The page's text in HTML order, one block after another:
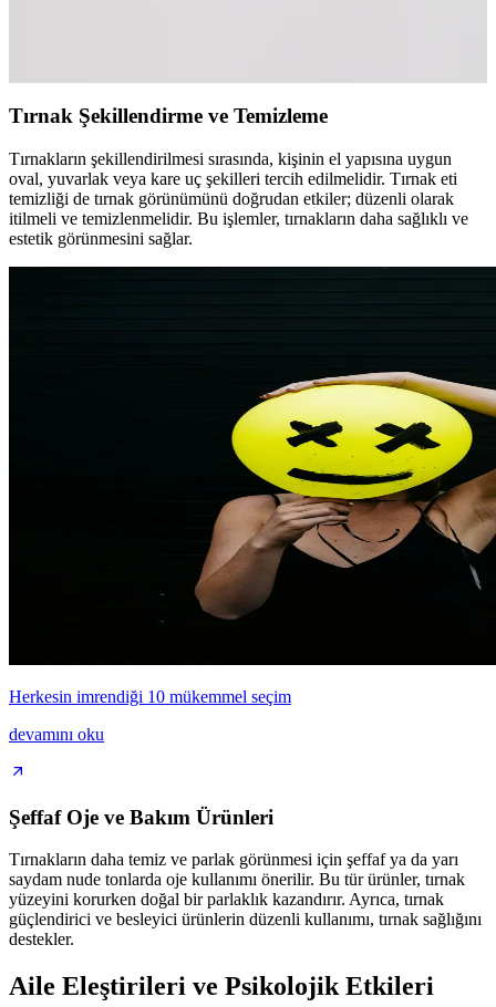
Tırnak Şekillendirme ve Temizleme
Tırnakların şekillendirilmesi sırasında, kişinin el yapısına uygun
oval, yuvarlak veya kare uç şekilleri tercih edilmelidir. Tırnak eti
temizliği de tırnak görünümünü doğrudan etkiler; düzenli olarak
itilmeli ve temizlenmelidir. Bu işlemler, tırnakların daha sağlıklı ve
estetik görünmesini sağlar.
Herkesin imrendiği 10 mükemmel seçim
devamını oku
Şeffaf Oje ve Bakım Ürünleri
Tırnakların daha temiz ve parlak görünmesi için şeffaf ya da yarı
saydam nude tonlarda oje kullanımı önerilir. Bu tür ürünler, tırnak
yüzeyini korurken doğal bir parlaklık kazandırır. Ayrıca, tırnak
güçlendirici ve besleyici ürünlerin düzenli kullanımı, tırnak sağlığını
destekler.
Aile Eleştirileri ve Psikolojik Etkileri